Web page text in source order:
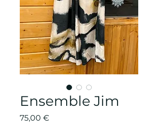
Ensemble Jim
75,00 €